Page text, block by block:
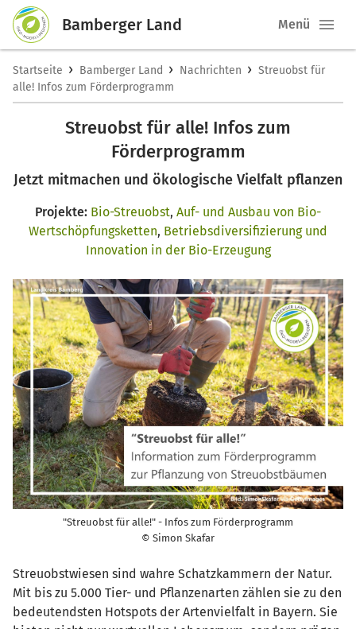
Bamberger Land Menü
Startseite › Bamberger Land › Nachrichten › Streuobst für
alle! Infos zum Förderprogramm
Streuobst für alle! Infos zum
Förderprogramm
Jetzt mitmachen und ökologische Vielfalt pflanzen
Projekte: Bio-Streuobst, Auf- und Ausbau von Bio-
Wertschöpfungsketten, Betriebsdiversifizierung und
Innovation in der Bio-Erzeugung
"Streuobst für alle!" - Infos zum Förderprogramm
© Simon Skafar
Streuobstwiesen sind wahre Schatzkammern der Natur.
Mit bis zu 5.000 Tier- und Pflanzenarten zählen sie zu den
bedeutendsten Hotspots der Artenvielfalt in Bayern. Sie